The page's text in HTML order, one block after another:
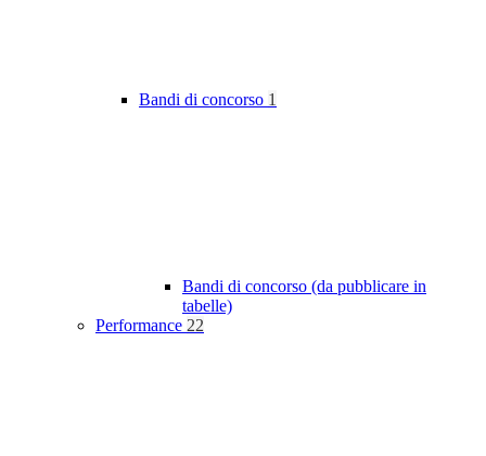
Bandi di concorso 1
Bandi di concorso (da pubblicare in
tabelle)
Performance 22